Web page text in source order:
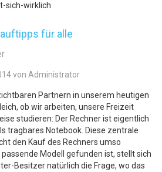
sich-wirklich
für alle
von Administrator
Partnern in unserem heutigen
ob wir arbeiten, unsere Freizeit
studieren: Der Rechner ist eigentlich
tragbares Notebook. Diese zentrale
den Kauf des Rechners umso
Modell gefunden ist, stellt sich
Besitzer natürlich die Frage, wo das